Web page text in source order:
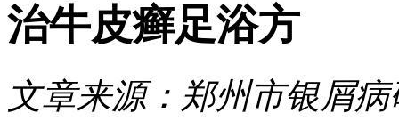
治牛皮癣足浴方
文章来源： 郑州市银屑